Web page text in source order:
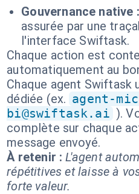
Gouvernance native :
assurée par une
l'interface Swiftask.
Chaque action est
automatiquement au
Chaque agent Swiftask
dédiée (ex. agent-
bi@swiftask.ai ).
complète sur chaque
message envoyé.
À retenir : L'agent
répétitives et laisse à
forte valeur.